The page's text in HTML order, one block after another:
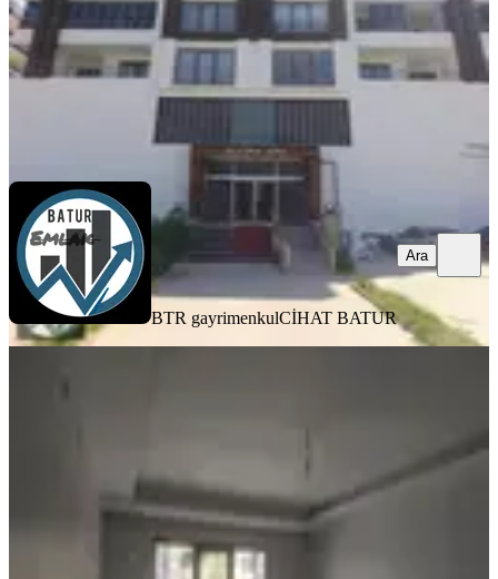
24.000 ₺
CİHAT BATUR
BTR gayrimenkulCİHAT BATUR
Ara
3+1·180 m²· 07.08.2026
27.000 ₺